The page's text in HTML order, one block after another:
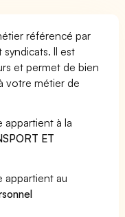
référencé par
Il est
et permet de bien
votre métier de
appartient à la
ET
appartient au